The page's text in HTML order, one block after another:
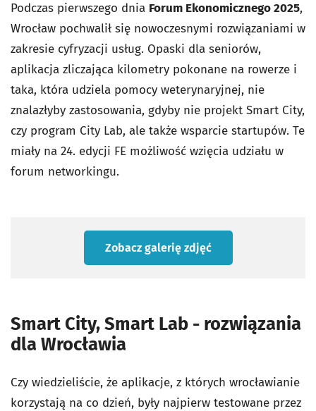
Podczas pierwszego dnia Forum Ekonomicznego 2025,
Wrocław pochwalił się nowoczesnymi rozwiązaniami w
zakresie cyfryzacji usług. Opaski dla seniorów,
aplikacja zliczająca kilometry pokonane na rowerze i
taka, która udziela pomocy weterynaryjnej, nie
znalazłyby zastosowania, gdyby nie projekt Smart City,
czy program City Lab, ale także wsparcie startupów. Te
miały na 24. edycji FE możliwość wzięcia udziału w
forum networkingu.
Zobacz galerię zdjęć
Smart City, Smart Lab - rozwiązania
dla Wrocławia
Czy wiedzieliście, że aplikacje, z których wrocławianie
korzystają na co dzień, były najpierw testowane przez